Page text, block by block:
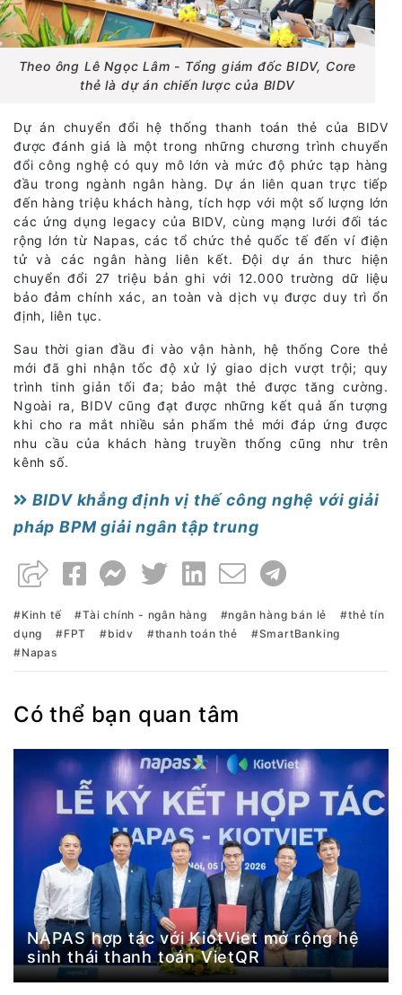
Theo ông Lê Ngọc Lâm - Tổng giám đốc BIDV, Core
thẻ là dự án chiến lược của BIDV
Dự án chuyển đổi hệ thống thanh toán thẻ của BIDV
được đánh giá là một trong những chương trình chuyển
đổi công nghệ có quy mô lớn và mức độ phức tạp hàng
đầu trong ngành ngân hàng. Dự án liên quan trực tiếp
đến hàng triệu khách hàng, tích hợp với một số lượng lớn
các ứng dụng legacy của BIDV, cùng mạng lưới đối tác
rộng lớn từ Napas, các tổ chức thẻ quốc tế đến ví điện
tử và các ngân hàng liên kết. Đội dự án thưc hiện
chuyển đổi 27 triệu bản ghi với 12.000 trường dữ liệu
bảo đảm chính xác, an toàn và dịch vụ được duy trì ổn
định, liên tục.
Sau thời gian đầu đi vào vận hành, hệ thống Core thẻ
mới đã ghi nhận tốc độ xử lý giao dịch vượt trội; quy
trình tinh giản tối đa; bảo mật thẻ được tăng cường.
Ngoài ra, BIDV cũng đạt được những kết quả ấn tượng
khi cho ra mắt nhiều sản phẩm thẻ mới đáp ứng được
nhu cầu của khách hàng truyền thống cũng như trên
kênh số.
BIDV khẳng định vị thế công nghệ với giải
pháp BPM giải ngân tập trung
Kinh tế Tài chính - ngân hàng ngân hàng bán lẻ
thẻ tín
dụng
FPT bidv thanh toán thẻ
SmartBanking
Napas
Có thể bạn quan tâm
NAPAS hợp tác với KiotViet mở rộng hệ
sinh thái thanh toán VietQR